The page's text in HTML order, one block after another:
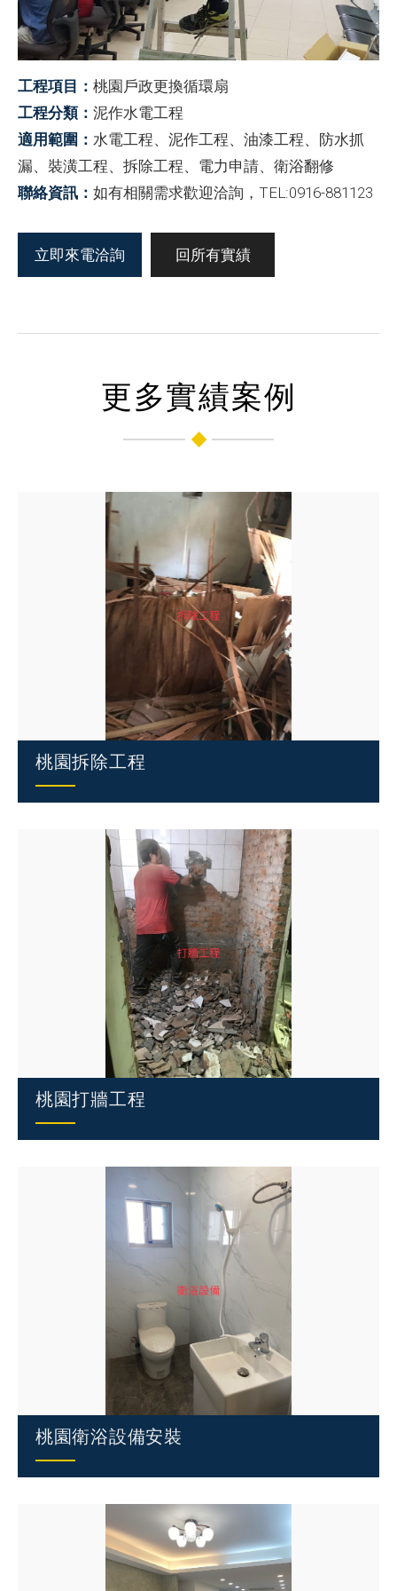
工程項目： 桃園戶政更換循環扇
工程分類： 泥作水電工程
適用範圍： 水電工程、泥作工程、油漆工程、防水抓
漏、裝潢工程、拆除工程、電力申請、衛浴翻修
聯絡資訊： 如有相關需求歡迎洽詢，TEL:0916-881123
立即來電洽詢 回所有實績
更多實績案例
桃園拆除工程
桃園打牆工程
桃園衛浴設備安裝